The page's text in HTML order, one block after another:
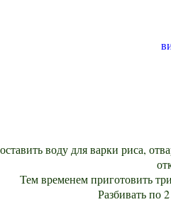
воду для варки риса,
Тем временем приготовить
Разбивать по